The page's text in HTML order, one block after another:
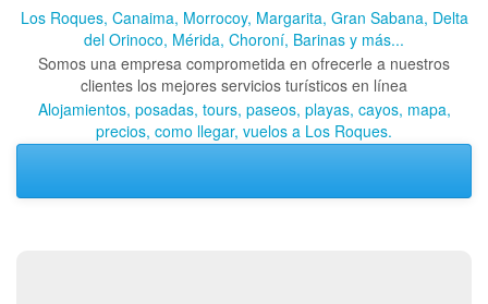
Los Roques, Canaima, Morrocoy, Margarita, Gran Sabana, Delta
del Orinoco, Mérida, Choroní, Barinas y más...
Somos una empresa comprometida en ofrecerle a nuestros
clientes los mejores servicios turísticos en línea
Alojamientos, posadas, tours, paseos, playas, cayos, mapa,
precios, como llegar, vuelos a Los Roques.